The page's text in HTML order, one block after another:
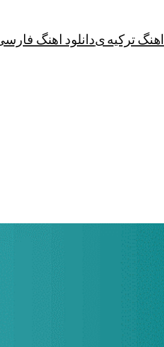
اهنگ ترکیه یدانلود اهنگ